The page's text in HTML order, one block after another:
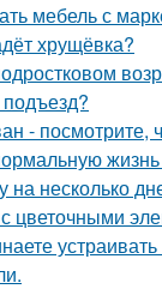
мебель с
хрущёвка?
- посмотрите,
на несколько
цветочными